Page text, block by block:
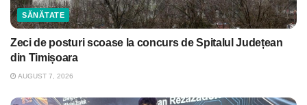
SĂNĂTATE
Zeci de posturi scoase la concurs de Spitalul Județean
din Timișoara
AUGUST 7, 2026